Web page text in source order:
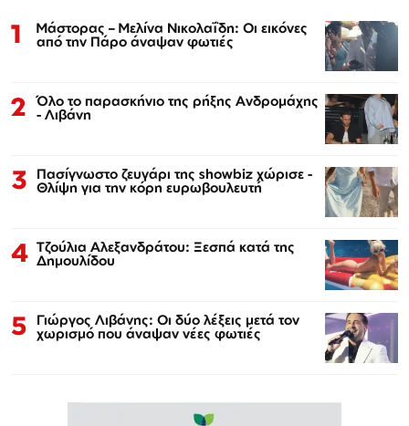
1 Μάστορας – Μελίνα Νικολαΐδη: Οι εικόνες
από την Πάρο άναψαν φωτιές
2 Όλο το παρασκήνιο της ρήξης Ανδρομάχης
- Λιβάνη
3 Πασίγνωστο ζευγάρι της showbiz χώρισε -
Θλίψη για την κόρη ευρωβουλευτή
4 Τζούλια Αλεξανδράτου: Ξεσπά κατά της
Δημουλίδου
5 Γιώργος Λιβάνης: Οι δύο λέξεις μετά τον
χωρισμό που άναψαν νέες φωτιές